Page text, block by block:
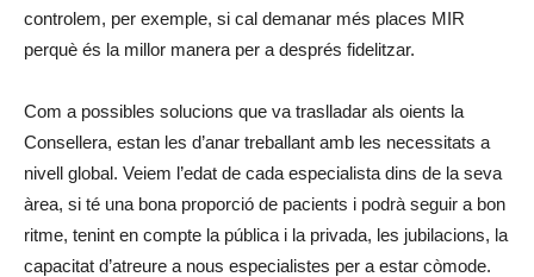
controlem, per exemple, si cal demanar més places MIR
perquè és la millor manera per a després fidelitzar.
Com a possibles solucions que va traslladar als oients la
Consellera, estan les d’anar treballant amb les necessitats a
nivell global. Veiem l’edat de cada especialista dins de la seva
àrea, si té una bona proporció de pacients i podrà seguir a bon
ritme, tenint en compte la pública i la privada, les jubilacions, la
capacitat d’atreure a nous especialistes per a estar còmode.